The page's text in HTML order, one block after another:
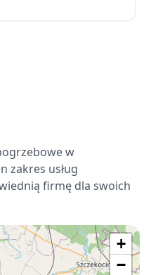
w
zakres usług
firmę dla swoich
+
−